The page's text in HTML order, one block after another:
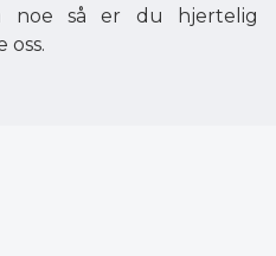
noe så er du hjertelig
oss.